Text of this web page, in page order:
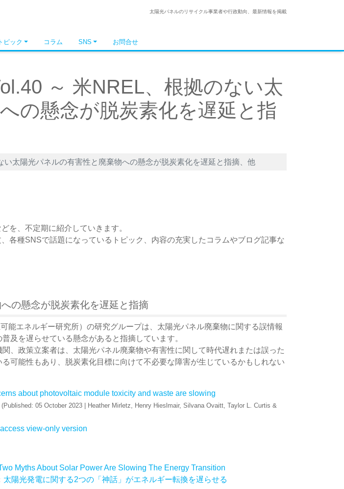
太陽光パネルのリサイクル事業者や行政動向、最新情報を掲載
ピック コラム SNS お問合せ
～ 米NREL、根拠のない太
の懸念が脱炭素化を遅延と指
太陽光パネルの有害性と廃棄物への懸念が脱炭素化を遅延と指摘、他
を、不定期に紹介していきます。
各種SNSで話題になっているトピック、内容の充実したコラムやブログ記事な
の懸念が脱炭素化を遅延と指摘
能エネルギー研究所）の研究グループは、太陽光パネル廃棄物に関する誤情報
及を遅らせている懸念があると指摘しています。
、政策立案者は、太陽光パネル廃棄物や有害性に関して時代遅れまたは誤った
可能性もあり、脱炭素化目標に向けて不必要な障害が生じているかもしれない
about photovoltaic module toxicity and waste are slowing
(Published: 05 October 2023 | Heather Mirletz, Henry Hieslmair, Silvana Ovaitt, Taylor L. Curtis &
view-only version
Myths About Solar Power Are Slowing The Energy Transition
太陽光発電に関する2つの「神話」がエネルギー転換を遅らせる